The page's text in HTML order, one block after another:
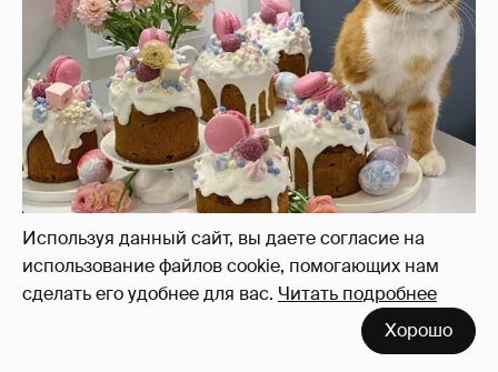
Используя данный сайт, вы даете согласие на
использование файлов cookie, помогающих нам
сделать его удобнее для вас. Читать подробнее
Хорошо